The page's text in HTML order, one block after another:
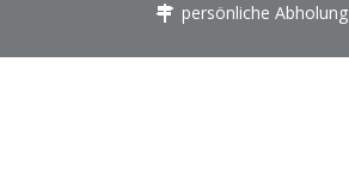
persönliche Abholung